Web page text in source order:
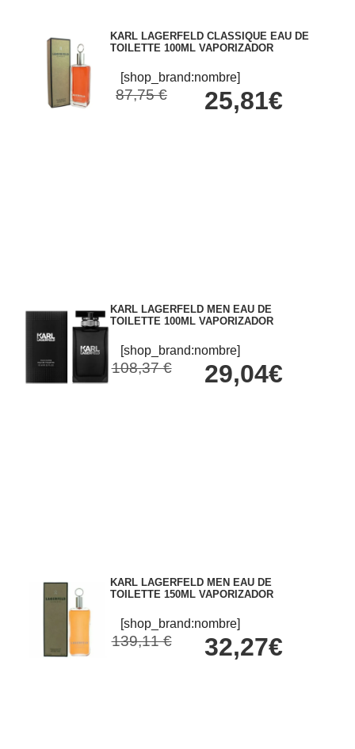
KARL LAGERFELD CLASSIQUE EAU DE
TOILETTE 100ML VAPORIZADOR
[shop_brand:nombre]
87,75 € 25,81€
KARL LAGERFELD MEN EAU DE
TOILETTE 100ML VAPORIZADOR
[shop_brand:nombre]
108,37 € 29,04€
KARL LAGERFELD MEN EAU DE
TOILETTE 150ML VAPORIZADOR
[shop_brand:nombre]
139,11 € 32,27€